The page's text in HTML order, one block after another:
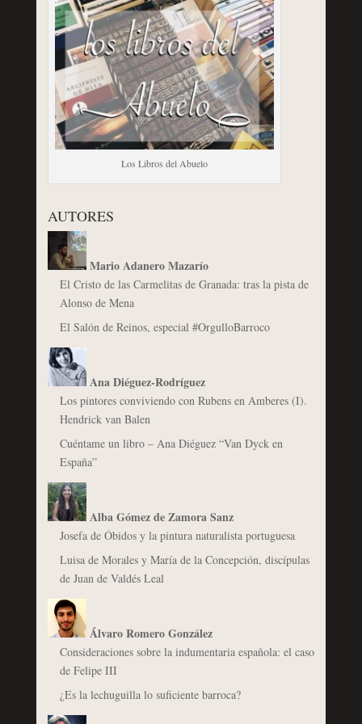
Los Libros del Abuelo
AUTORES
Mario Adanero Mazarío
El Cristo de las Carmelitas de Granada: tras la pista de
Alonso de Mena
El Salón de Reinos, especial #OrgulloBarroco
Ana Diéguez-Rodríguez
Los pintores conviviendo con Rubens en Amberes (I).
Hendrick van Balen
Cuéntame un libro – Ana Diéguez “Van Dyck en
España”
Alba Gómez de Zamora Sanz
Josefa de Óbidos y la pintura naturalista portuguesa
Luisa de Morales y María de la Concepción, discípulas
de Juan de Valdés Leal
Álvaro Romero González
Consideraciones sobre la indumentaria española: el caso
de Felipe III
¿Es la lechuguilla lo suficiente barroca?